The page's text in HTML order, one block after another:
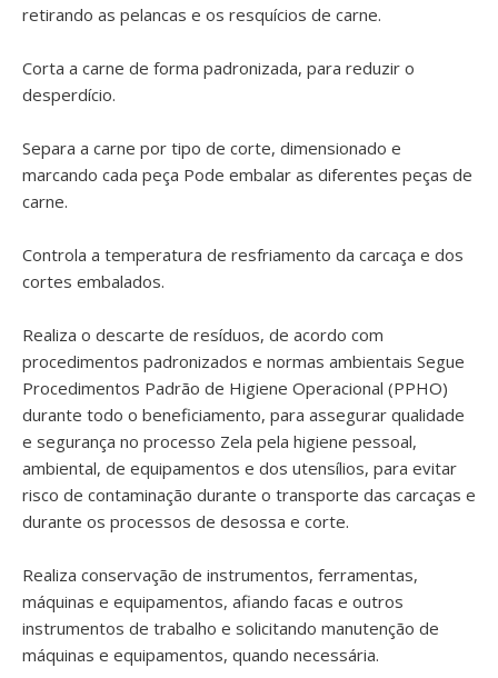
retirando as pelancas e os resquícios de carne.
Corta a carne de forma padronizada, para reduzir o
desperdício.
Separa a carne por tipo de corte, dimensionado e
marcando cada peça Pode embalar as diferentes peças de
carne.
Controla a temperatura de resfriamento da carcaça e dos
cortes embalados.
Realiza o descarte de resíduos, de acordo com
procedimentos padronizados e normas ambientais Segue
Procedimentos Padrão de Higiene Operacional (PPHO)
durante todo o beneficiamento, para assegurar qualidade
e segurança no processo Zela pela higiene pessoal,
ambiental, de equipamentos e dos utensílios, para evitar
risco de contaminação durante o transporte das carcaças e
durante os processos de desossa e corte.
Realiza conservação de instrumentos, ferramentas,
máquinas e equipamentos, afiando facas e outros
instrumentos de trabalho e solicitando manutenção de
máquinas e equipamentos, quando necessária.